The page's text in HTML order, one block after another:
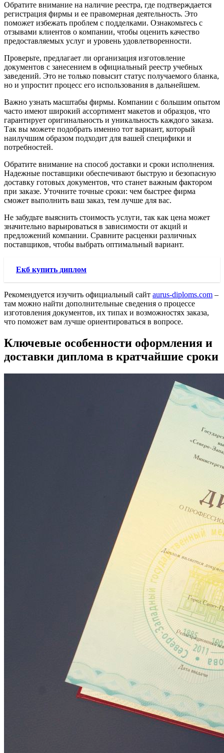
Обратите внимание на наличие реестра, где подтверждается
регистрация фирмы и ее правомерная деятельность. Это
поможет избежать проблем с подделками. Ознакомьтесь с
отзывами клиентов о компании, чтобы оценить качество
предоставляемых услуг и уровень удовлетворенности.
Проверьте, предлагает ли организация изготовление
документов с занесением в официальный реестр учебных
заведений. Это не только повысит статус получаемого бланка,
но и упростит процесс его использования в дальнейшем.
Важно узнать масштабы фирмы. Компании с большим опытом
часто имеют широкий ассортимент макетов и образцов, что
гарантирует оригинальность и уникальность каждого заказа.
Так вы можете подобрать именно тот вариант, который
наилучшим образом подходит для вашей специфики и
потребностей.
Обратите внимание на способ доставки и сроки исполнения.
Надежные поставщики обеспечивают быструю и безопасную
доставку готовых документов, что станет важным фактором
при заказе. Уточните точные сроки: чем быстрее фирма
сможет выполнить ваш заказ, тем лучше для вас.
Не забудьте выяснить стоимость услуги, так как цена может
значительно варьироваться в зависимости от акций и
предложений компании. Сравните расценки различных
поставщиков, чтобы выбрать оптимальный вариант.
Екб купить диплом
Рекомендуется изучить официальный сайт aurus-diploms.com –
там можно найти дополнительные сведения о процессе
изготовления документов, их типах и возможностях заказа,
что поможет вам лучше ориентироваться в вопросе.
Ключевые особенности оформления и
доставки диплома в кратчайшие сроки